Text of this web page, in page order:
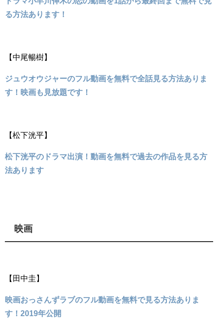
る方法あります！
【中尾暢樹】
ジュウオウジャーのフル動画を無料で全話見る方法ありま
す！映画も見放題です！
【松下洸平】
松下洸平のドラマ出演！動画を無料で過去の作品を見る方
法あります
映画
【田中圭】
映画おっさんずラブのフル動画を無料で見る方法ありま
す！2019年公開